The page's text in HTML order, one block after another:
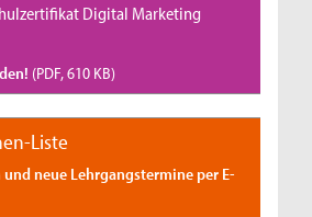
Digital Marketing
(PDF, 610 KB)
Liste
neue Lehrgangstermine per E-